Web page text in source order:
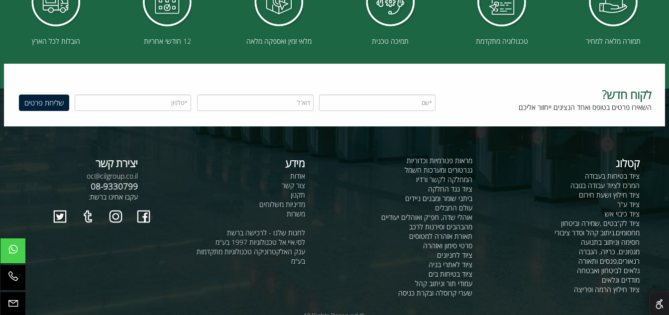
תמורה מלאה למחיר טכנולוגיה מתקדמת תמיכה טכנית מלאי זמין ואספקה מלאה 12 חודשי אחריות הובלות לכל הארץ
חדש?
פרטים בטופס ואחד הנציגים ייחזור אליכם
ציוד בטיחות בעבודה
המרכז לציוד עבודה בגובה
ציוד חילוץ ושעת חירום
ציוד כיבוי אש
ציוד לק"בטים ,שמירה וביטחון
מחסומים,ניתוב קהל וסדר ציבורי
חסימה וניתוב בתנועה
מגפונים, כריזה, הגברה
רנאורים,פנסים ותאורה
גלאים לביטחון ואבטחה
מראות פנורמיות וכדוריות
גנרטורים ומערכות חשמל
המחלקה לקשר ורדיו
ציוד נגד החלקה
ביתני שומר ומבנים ניידים
עולם החבלים
אוהלי שדה, חפ"ק ואוהלים יעודיים
מהבהבים וסירנות לרכב
תאורת אזהרה למטוסים
סרטי סימון ואזהרה
ציוד לחניונים
ציוד לאתרי בניה
מידע
אודות
צור קשר
מדיניות משלוחים
משרות
לחנות שלנו - לרכישה ברשת
יצירת קשר
08-9330799